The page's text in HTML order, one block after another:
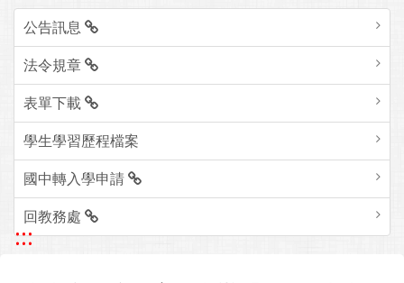
公告訊息
法令規章
表單下載
學生學習歷程檔案
國中轉入學申請
回教務處
:::